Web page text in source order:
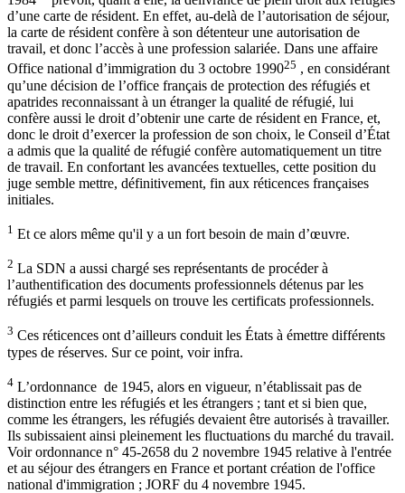
d’une carte de résident. En effet, au-delà de l’autorisation de séjour,
la carte de résident confère à son détenteur une autorisation de
travail, et donc l’accès à une profession salariée. Dans une affaire
Office national d’immigration du 3 octobre 199025 , en considérant
qu’une décision de l’office français de protection des réfugiés et
apatrides reconnaissant à un étranger la qualité de réfugié, lui
confère aussi le droit d’obtenir une carte de résident en France, et,
donc le droit d’exercer la profession de son choix, le Conseil d’État
a admis que la qualité de réfugié confère automatiquement un titre
de travail. En confortant les avancées textuelles, cette position du
juge semble mettre, définitivement, fin aux réticences françaises
initiales.
1 Et ce alors même qu'il y a un fort besoin de main d’œuvre.
2 La SDN a aussi chargé ses représentants de procéder à
l’authentification des documents professionnels détenus par les
réfugiés et parmi lesquels on trouve les certificats professionnels.
3 Ces réticences ont d’ailleurs conduit les États à émettre différents
types de réserves. Sur ce point, voir infra.
4 L’ordonnance de 1945, alors en vigueur, n’établissait pas de
distinction entre les réfugiés et les étrangers ; tant et si bien que,
comme les étrangers, les réfugiés devaient être autorisés à travailler.
Ils subissaient ainsi pleinement les fluctuations du marché du travail.
Voir ordonnance n° 45-2658 du 2 novembre 1945 relative à l'entrée
et au séjour des étrangers en France et portant création de l'office
national d'immigration ; JORF du 4 novembre 1945.